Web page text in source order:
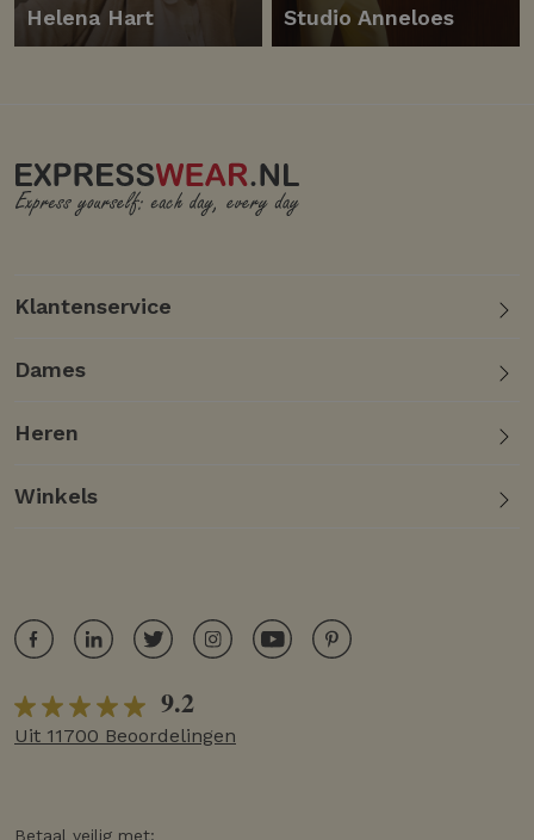
Helena Hart Studio Anneloes
Klantenservice
Dames
Heren
Winkels
9.2
Uit 11700 Beoordelingen
Betaal veilig met: